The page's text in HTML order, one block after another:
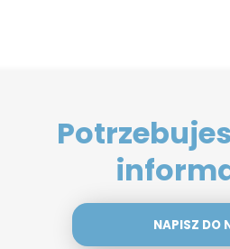
NAPISZ DO